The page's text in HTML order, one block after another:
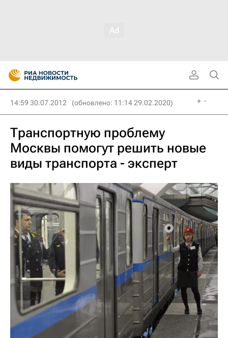
14:59 30.07.2012 (обновлено: 11:14 29.02.2020)
Транспортную проблему
Москвы помогут решить новые
виды транспорта - эксперт